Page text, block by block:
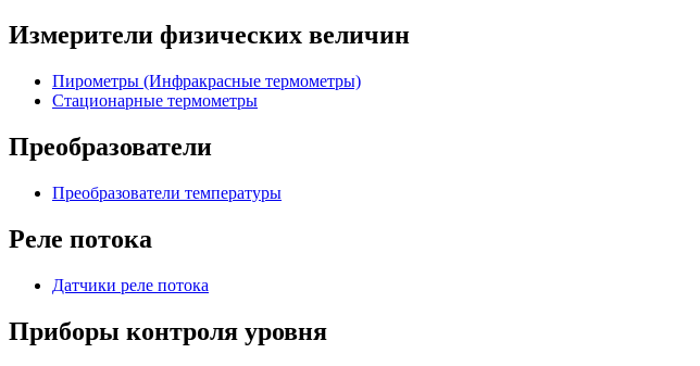
Измерители физических величин
Пирометры (Инфракрасные термометры)
Стационарные термометры
Преобразователи
Преобразователи температуры
Реле потока
Датчики реле потока
Приборы контроля уровня